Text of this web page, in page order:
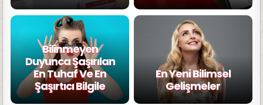
Bilinmeyen
Duyunca Şaşırılan
En Tuhaf Ve En
Şaşırtıcı Bilgile
En Yeni Bilimsel
Gelişmeler